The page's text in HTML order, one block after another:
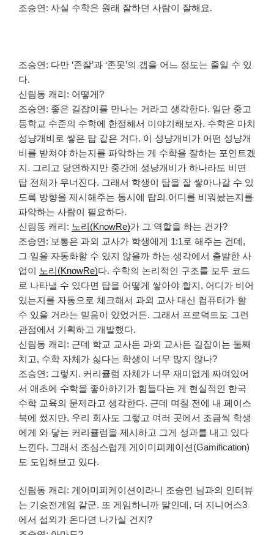
조승연: 사실 수학은 원래 잘하던 사람이 잘해요.
조승연: 다만 ‘존잘’과 ‘존못’의 갭을 어느 정도는 줄일 수 있
다.
신림동 캐리: 어떻게?
조승연: 좋은 길잡이를 만나는 거라고 생각한다. 일단 중고
등학교 수준의 수학에 한정해서 이야기해보자. 수학은 마치
성냥개비로 쌓은 탑 같은 거다. 이 성냥개비가 어떤 성냥개
비를 받쳐야 하는지를 파악하는 게 수학을 잘하는 포인트겠
지. 그리고 당연하지만 중간에 성냥개비가 하나라도 비면
탑 전체가 무너진다. 그래서 학생이 탑을 잘 쌓아나갈 수 있
도록 방향을 제시해주는 동시에 탑의 어디를 비워놨는지를
파악하는 사람이 필요하다.
신림동 캐리: 노리(KnowRe)가 그 역할을 하는 건가?
조승연: 보통은 과외 교사가 학생에게 1:1로 해주는 건데,
그 일을 자동화할 수 있지 않을까 하는 생각에서 출발한 사
업이 노리(KnowRe)다. 수학의 논리적인 구조를 모두 코드
로 나타낼 수 있다면 탑을 어떻게 쌓아야 할지, 어디가 비어
있는지를 자동으로 체크해서 과외 교사 대신 컴퓨터가 할
수 있을 거라는 믿음이 있었거든. 그래서 프로덕트도 그런
관점에서 기획하고 개발했다.
신림동 캐리: 근데 학교 교사든 과외 교사든 길잡이는 둘째
치고, 수학 자체가 싫다는 학생이 너무 많지 않나?
조승연: 그렇지. 커리큘럼 자체가 너무 재미없게 짜여있어
서 애초에 수학을 좋아하기가 힘들다는 게 현실적인 한국
수학 교육의 문제라고 생각한다. 근데 며칠 전에 내 페이스
북에 썼지만, 우리 회사도 그렇고 여러 곳에서 조금씩 학생
에게 와 닿는 커리큘럼을 제시하고 그게 성과를 내고 있다
느낀다. 그래서 조심스럽게 게이미피케이션(Gamification)
도 도입해보고 있다.
신림동 캐리: 게이미피케이션이라니 조승연 님과의 인터뷰
는 기승전게임 같군. 또 게임하니까 말인데, 더 지니어스3
에서 섭외가 온다면 나가실 건지?